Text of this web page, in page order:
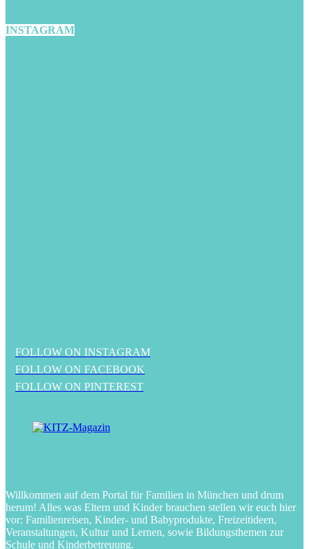
INSTAGRAM
FOLLOW ON INSTAGRAM
FOLLOW ON FACEBOOK
FOLLOW ON PINTEREST
Willkommen auf dem Portal für Familien in München und drum
herum! Alles was Eltern und Kinder brauchen stellen wir euch hier
vor: Familienreisen, Kinder- und Babyprodukte, Freizeitideen,
Veranstaltungen, Kultur und Lernen, sowie Bildungsthemen zur
Schule und Kinderbetreuung.